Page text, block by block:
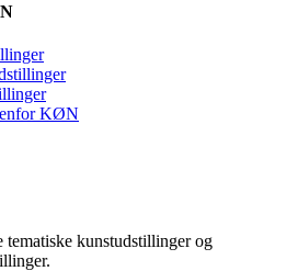
KØN
kunstudstillinger og